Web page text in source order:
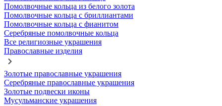
Помолвочные кольца из белого золота
Помолвочные кольца с бриллиантами
Помолвочные кольца с фианитом
Серебряные помолвочные кольца
Все религиозные украшения
Православные изделия
Золотые православные украшения
Серебряные православные украшения
Золотые подвески иконы
Мусульманские украшения